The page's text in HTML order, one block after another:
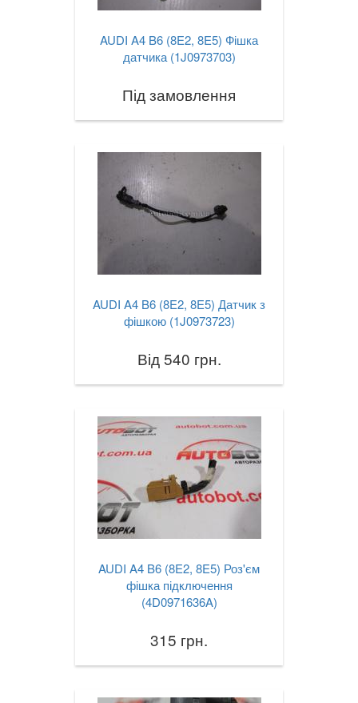
AUDI A4 B6 (8E2, 8E5) Фішка
датчика (1J0973703)
Під замовлення
AUDI A4 B6 (8E2, 8E5) Датчик з
фішкою (1J0973723)
Від 540 грн.
AUDI A4 B6 (8E2, 8E5) Роз'єм
фішка підключення
(4D0971636A)
315 грн.